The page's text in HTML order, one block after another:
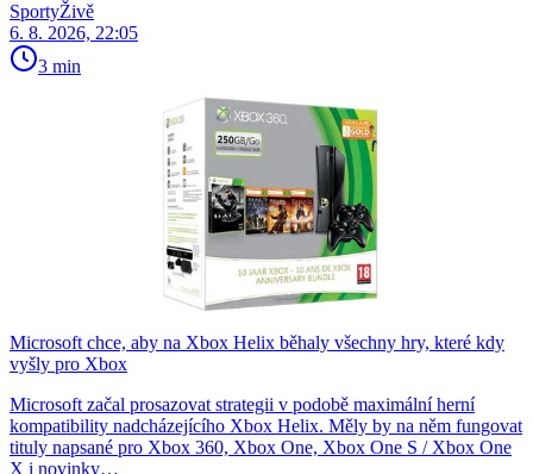
SportyŽivě
6. 8. 2026, 22:05
3 min
Microsoft chce, aby na Xbox Helix běhaly všechny hry, které kdy
vyšly pro Xbox
Microsoft začal prosazovat strategii v podobě maximální herní
kompatibility nadcházejícího Xbox Helix. Měly by na něm fungovat
tituly napsané pro Xbox 360, Xbox One, Xbox One S / Xbox One
X i novinky…